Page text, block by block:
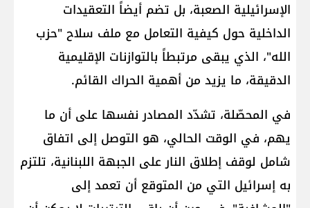
الإسرائيلية الصعبة، بل تضم أيضاً التعقيدات
الداخلية حول كيفية التعامل مع ملف سلاح "​حزب
الله​"، الذي يبقى مرتبطاً بالتوازنات الإقليمية
الدقيقة، ما يزيد من أهمية الحراك القائم.
في المحصّلة، تشدّد المصادر نفسها على أن ما
يهم، في الوقت الحالي، هو التوصل إلى اتفاق
شامل لوقف إطلاق النار على الجبهة اللبنانية، تلتزم
به إسرائيل التي من المتوقع أن تعمد إلى